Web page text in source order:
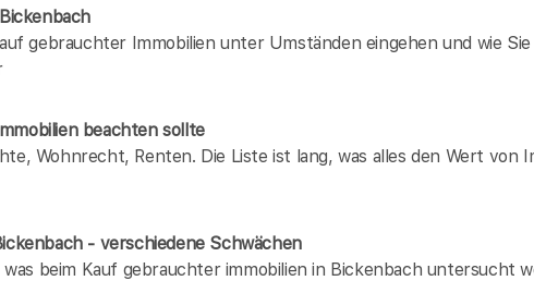
gebrauchter Immobilien unter Umständen eingehen und wie
beachten sollte
Wohnrecht, Renten. Die Liste ist lang, was alles den Wert von
- verschiedene Schwächen
beim Kauf gebrauchter immobilien in Bickenbach untersucht